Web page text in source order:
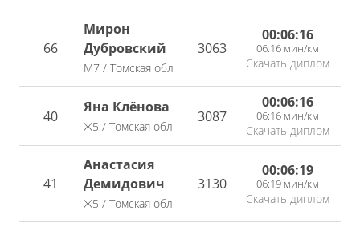
66
Мирон
Дубровский
М7 / Томская обл
3063
00:06:16
06:16 мин/км
Скачать диплом
40
Яна Клёнова
Ж5 / Томская обл
3087
00:06:16
06:16 мин/км
Скачать диплом
41
Анастасия
Демидович
Ж5 / Томская обл
3130
00:06:19
06:19 мин/км
Скачать диплом